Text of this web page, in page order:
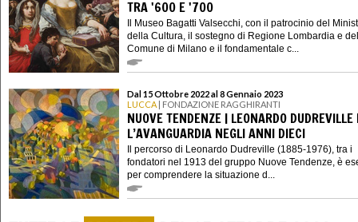
TRA '600 E '700
Il Museo Bagatti Valsecchi, con il patrocinio del
della Cultura, il sostegno di Regione Lombardia e del
Comune di Milano e il fondamentale c...
Dal 15 Ottobre 2022 al 8 Gennaio 2023
LUCCA | FONDAZIONE RAGGHIRANTI
NUOVE TENDENZE | LEONARDO DUDREVILLE
L’AVANGUARDIA NEGLI ANNI DIECI
Il percorso di Leonardo Dudreville (1885-1976), tra i
fondatori nel 1913 del gruppo Nuove Tendenze, è
per comprendere la situazione d...